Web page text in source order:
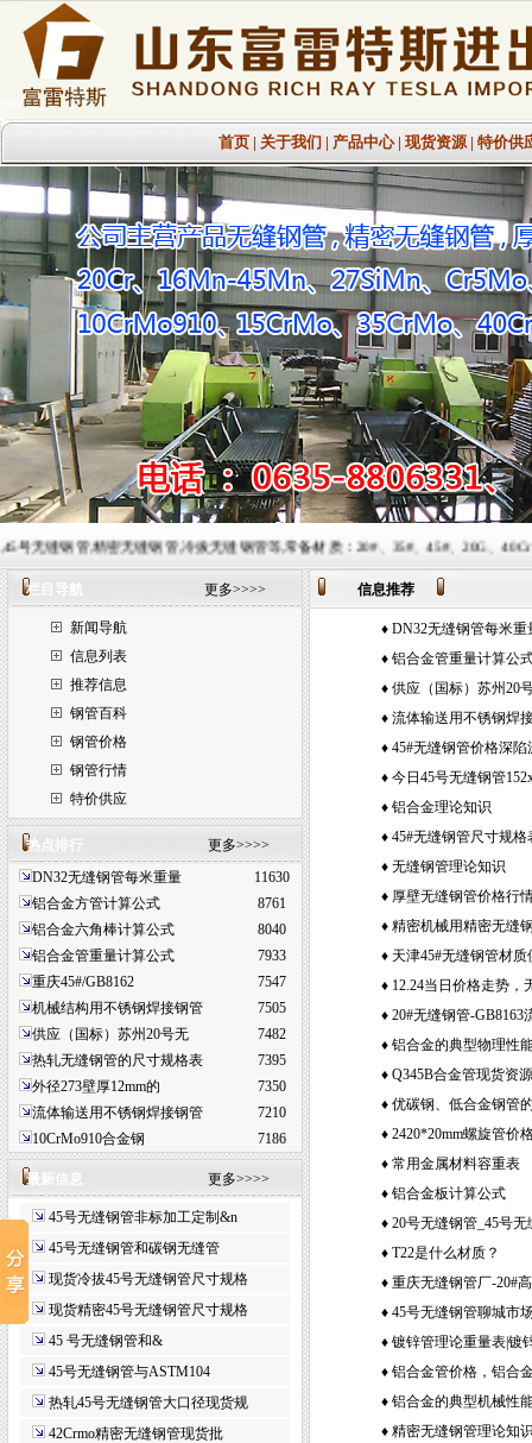
首页 | 关于我们 | 产品中心| 现货资源 | 特价供
缝钢管,精密无缝钢管,冷拔无缝钢管等,常备材质：20#、35#、45#、20G、
栏目导航 更多>>>>
新闻导航
信息列表
推荐信息
钢管百科
钢管价格
钢管行情
特价供应
热点排行
更多>>>>
DN32无缝钢管每米重量
11630
铝合金方管计算公式
8761
铝合金六角棒计算公式
8040
铝合金管重量计算公式
7933
重庆45#/GB8162
7547
机械结构用不锈钢焊接钢管
7505
供应（国标）苏州20号无
7482
热轧无缝钢管的尺寸规格表
7395
外径273壁厚12mm的
7350
流体输送用不锈钢焊接钢管
7210
10CrMo910合金钢
7186
最新信息 更多>>>>
45号无缝钢管非标加工定制&n
45号无缝钢管和碳钢无缝管
现货冷拔45号无缝钢管尺寸规格
现货精密45号无缝钢管尺寸规格
45 号无缝钢管和&
45号无缝钢管与ASTM104
热轧45号无缝钢管大口径现货规
42Crmo精密无缝钢管现货批
信息推荐
♦ DN32无缝钢管每米
多少？
♦ 铝合金管重量计算公
♦ 供应（国标）苏州20
45号无缝钢管价格
♦ 流体输送用不锈钢焊
（1）
♦ 45#无缝钢管价格深
♦ 今日45号无缝钢管
♦ 铝合金理论知识
♦ 45#无缝钢管尺寸规格
♦ 无缝钢管理论知识
♦ 厚壁无缝钢管价格行
♦ 精密机械用精密无缝
♦ 天津45#无缝钢管材
♦ 12.24当日价格走势，
管价格
♦ 20#无缝钢管-GB8163
♦ 铝合金的典型物理性
(Typical Physical
♦ Q345B合金管现货资
♦ 优碳钢、低合金钢管
♦ 2420*20mm螺旋管价
♦ 常用金属材料容重表
♦ 铝合金板计算公式
♦ 20号无缝钢管_45号无
密无缝管_27simn液压
缝钢管单位(每米)重量表
♦ T22是什么材质？
♦ 重庆无缝钢管厂-20#
♦ 45号无缝钢管聊城市
♦ 镀锌管理论重量表|镀
♦ 铝合金管价格，铝合
♦ 铝合金的典型机械性
(Typical Mechanical
♦ 精密无缝钢管理论知